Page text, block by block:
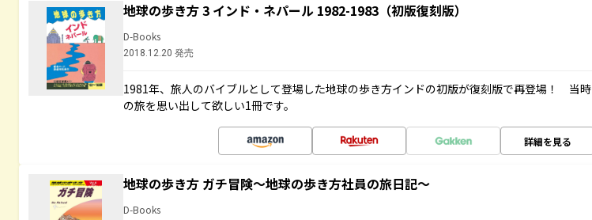
地球の歩き方 3 インド・ネパール 1982-1983（初版復刻版）
D-Books
2018.12.20 発売
1981年、旅人のバイブルとして登場した地球の歩き方インドの初版が復刻版で再登場！ 当時
の旅を思い出して欲しい1冊です。
詳細を見る
地球の歩き方 ガチ冒険～地球の歩き方社員の旅日記～
D-Books